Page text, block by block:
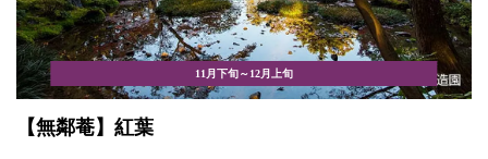
11月下旬～12月上旬
【無鄰菴】紅葉